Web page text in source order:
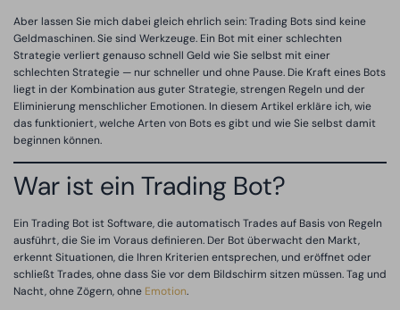
Aber lassen Sie mich dabei gleich ehrlich sein: Trading Bots sind keine
Geldmaschinen. Sie sind Werkzeuge. Ein Bot mit einer schlechten
Strategie verliert genauso schnell Geld wie Sie selbst mit einer
schlechten Strategie — nur schneller und ohne Pause. Die Kraft eines Bots
liegt in der Kombination aus guter Strategie, strengen Regeln und der
Eliminierung menschlicher Emotionen. In diesem Artikel erkläre ich, wie
das funktioniert, welche Arten von Bots es gibt und wie Sie selbst damit
beginnen können.
War ist ein Trading Bot?
Ein Trading Bot ist Software, die automatisch Trades auf Basis von Regeln
ausführt, die Sie im Voraus definieren. Der Bot überwacht den Markt,
erkennt Situationen, die Ihren Kriterien entsprechen, und eröffnet oder
schließt Trades, ohne dass Sie vor dem Bildschirm sitzen müssen. Tag und
Nacht, ohne Zögern, ohne Emotion.